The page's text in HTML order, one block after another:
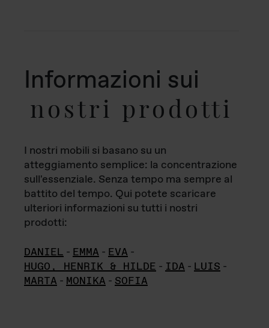
Informazioni sui
nostri prodotti
I nostri mobili si basano su un
atteggiamento semplice: la concentrazione
sull'essenziale. Senza tempo ma sempre al
battito del tempo. Qui potete scaricare
ulteriori informazioni su tutti i nostri
prodotti:
DANIEL - EMMA - EVA -
HUGO, HENRIK & HILDE - IDA - LUIS -
MARTA - MONIKA - SOFIA